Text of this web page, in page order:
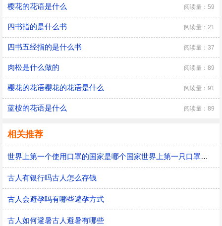
樱花的花语是什么 阅读量：59
四书指的是什么书 阅读量：21
四书五经指的是什么书 阅读量：37
肉松是什么做的 阅读量：89
樱花的花语樱花的花语是什么 阅读量：91
蓝桉的花语是什么 阅读量：89
相关推荐
世界上第一个使用口罩的国家是哪个国家世界上第一只口罩是谁发明的
古人有银行吗古人怎么存钱
古人会避孕吗有哪些避孕方式
古人如何避暑古人避暑有哪些